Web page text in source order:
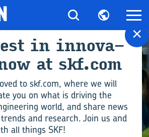
×
in in­no­va­
at skf.com
to skf.com, where we will
you on what is driving the
world, and share news
and research. Join us and
all things SKF!